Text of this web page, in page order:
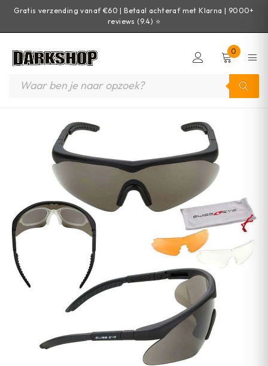
Gratis verzending vanaf €60 | Betaal achteraf met Klarna | 9000+
reviews (9.4) ⭐
0